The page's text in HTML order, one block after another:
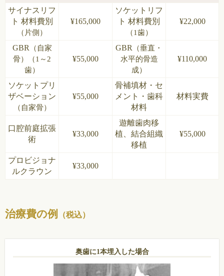
サイナスリフ
ト 材料費別
（片側）
¥165,000
ソケットリフ
ト 材料費別
（1歯）
¥22,000
GBR （自家
骨）（1～2
歯）
¥55,000
GBR
（垂直・
水平的骨造
成）
¥110,000
ソケットプリ
ザベーション
（自家骨）
¥55,000
骨補填材・セ
メント・歯科
材料
材料実費
口腔前庭拡張
術
¥33,000
遊離歯肉移
植、結合組織
移植
¥55,000
プロビジョナ
ルクラウン
¥33,000
治療費の例 （税込）
奥歯に1本埋入した場合